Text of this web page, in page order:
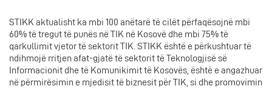
STIKK aktualisht ka mbi 100 anëtarë të cilët përfaqësojnë mbi
60% të tregut të punës në TIK në Kosovë dhe mbi 75% të
qarkullimit vjetor të sektorit TIK. STIKK është e përkushtuar të
ndihmojë rritjen afat-gjatë të sektorit të Teknologjisë së
Informacionit dhe të Komunikimit të Kosovës, është e angazhuar
në përmirësimin e mjedisit të biznesit për TIK, si dhe promovimin